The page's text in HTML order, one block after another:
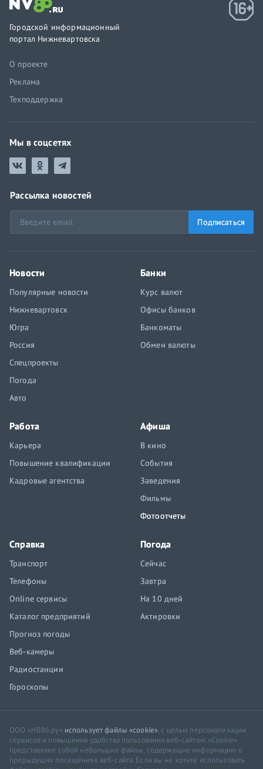
Городской информационный
портал Нижневартовска
О проекте
Реклама
Техподдержка
Мы в соцсетях
Рассылка новостей
Подписаться
Новости
Популярные новости
Нижневартовск
Югра
Россия
Спецпроекты
Погода
Авто
Банки
Курс валют
Офисы банков
Банкоматы
Обмен валюты
Работа
Карьера
Повышение квалификации
Кадровые агентства
Афиша
В кино
События
Заведения
Фильмы
Фотоотчеты
Справка
Транспорт
Телефоны
Online сервисы
Каталог предприятий
Прогноз погоды
Веб-камеры
Радиостанции
Гороскопы
Погода
Сейчас
Завтра
На 10 дней
Актировки
ООО «НВ86.ру» использует файлы «cookie», с целью персонализации
сервисов и повышения удобства пользования веб-сайтом. «Cookie»
представляют собой небольшие файлы, содержащие информацию о
предыдущих посещениях веб-сайта. Если вы не хотите использовать